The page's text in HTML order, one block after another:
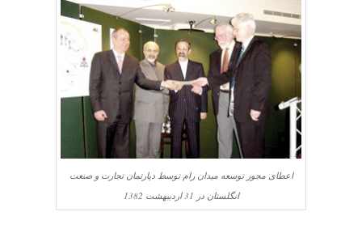
اعطای مجوز توسعه میدان رام توسط دپارتمان تجارت و صنعت
انگلستان در 31 اردیبهشت 1382